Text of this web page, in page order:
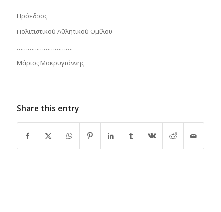
Πρόεδρος
Πολιτιστικού Αθλητικού Ομίλου
………………………….
Μάριος Μακρυγιάννης
Share this entry